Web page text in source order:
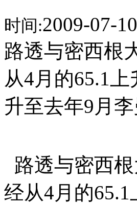
时间:2009-07-
路透与密西根
从4月的65.1
升至去年9月
路透与密西
经从4月的